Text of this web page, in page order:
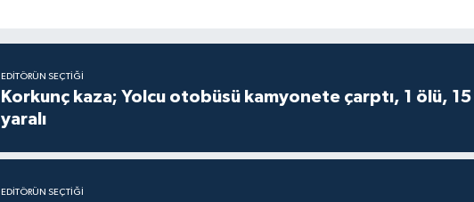
EDITÖRÜN SEÇTIĞI
Korkunç kaza; Yolcu otobüsü kamyonete çarptı, 1 ölü, 15
yaralı
EDITÖRÜN SEÇTIĞI